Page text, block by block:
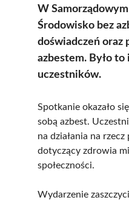
W
Środowisko bez
doświadczeń oraz
azbestem. Było
uczestników.
Spotkanie okazało
sobą azbest.
na działania na
dotyczący zdrowia
społeczności.
Wydarzenie